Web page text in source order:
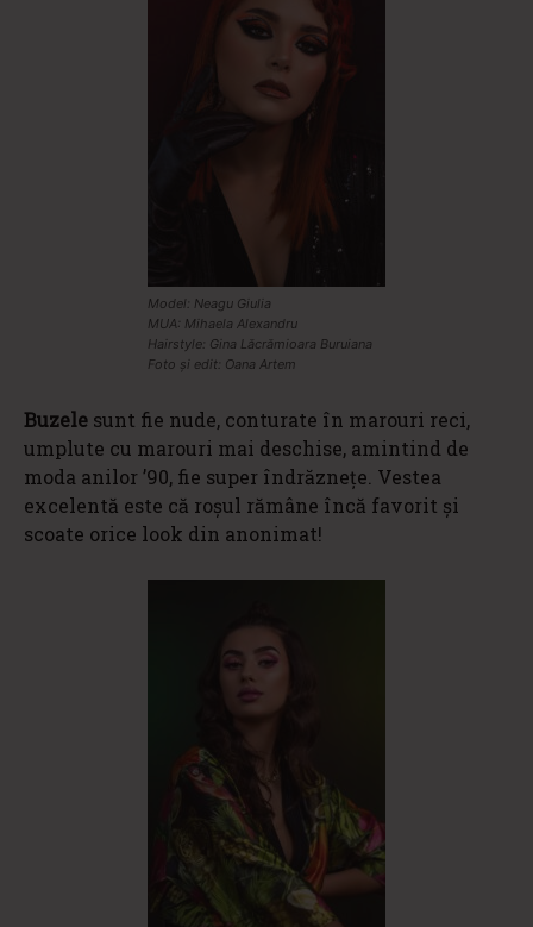
Model: Neagu Giulia
MUA: Mihaela Alexandru
Hairstyle: Gina Lăcrămioara Buruiana
Foto și edit: Oana Artem
Buzele sunt fie nude, conturate în marouri reci,
umplute cu marouri mai deschise, amintind de
moda anilor ’90, fie super îndrăznețe. Vestea
excelentă este că roșul rămâne încă favorit și
scoate orice look din anonimat!